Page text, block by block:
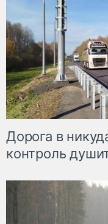
Дорога в
контроль